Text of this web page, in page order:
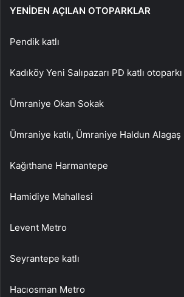
YENİDEN AÇILAN OTOPARKLAR
Pendik katlı
Kadıköy Yeni Salıpazarı PD katlı otoparkı
Ümraniye Okan Sokak
Ümraniye katlı, Ümraniye Haldun Alagaş
Kağıthane Harmantepe
Hamidiye Mahallesi
Levent Metro
Seyrantepe katlı
Hacıosman Metro